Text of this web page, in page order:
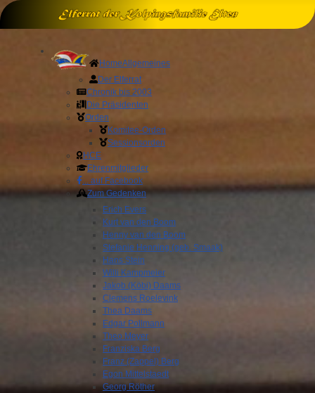
HomeAllgemeines
Der Elferrat
Chronik bis 2003
Die Präsidenten
Orden
Komitee-Orden
Sessionsorden
HCE
Ehrenmitglieder
... auf Facebook
Zum Gedenken
Erich Evers
Kurt van den Boom
Henny van den Boom
Stefanie Henning (geb. Smaak)
Hans Stein
Willi Kampmeier
Jakob (Köbi) Daams
Clemens Roelevink
Thea Daams
Edgar Pollmann
Theo Meyer
Franziska Berg
Franz (Zappel) Berg
Egon Mittelstaedt
Georg Röther